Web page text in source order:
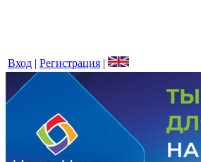
Вход | Регистрация |